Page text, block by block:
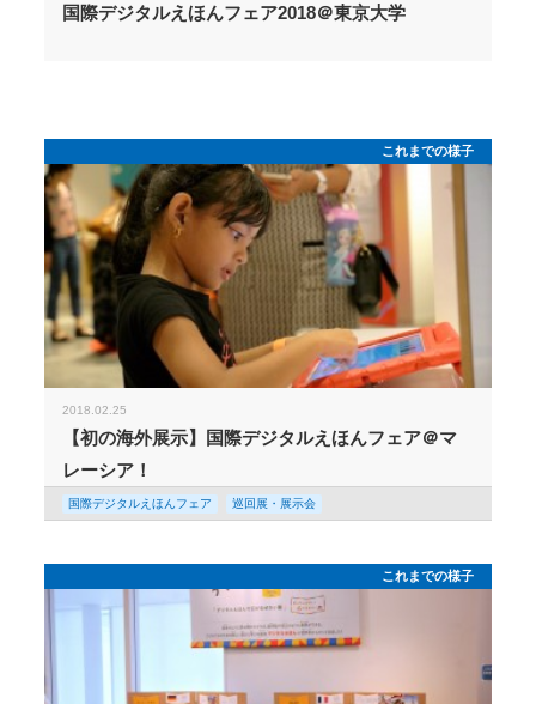
国際デジタルえほんフェア2018＠東京大学
これまでの様子
2018.02.25
【初の海外展示】国際デジタルえほんフェア＠マ
レーシア！
国際デジタルえほんフェア 巡回展・展示会
これまでの様子